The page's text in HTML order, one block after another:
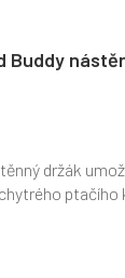
Buddy
držák
ptačího